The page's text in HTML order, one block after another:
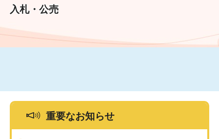
文
入札・公売
重要なお知らせ